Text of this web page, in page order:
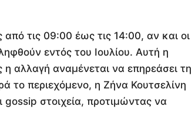
από τις 09:00 έως τις 14:00, αν και οι
εντός του Ιουλίου. Αυτή η
η αλλαγή αναμένεται να επηρεάσει τη
το περιεχόμενο, η Ζήνα Κουτσελίνη
gossip στοιχεία, προτιμώντας να